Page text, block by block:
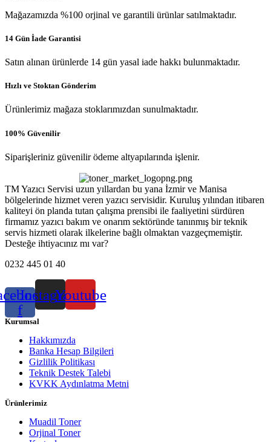
Mağazamızda %100 orjinal ve garantili ürünlar satılmaktadır.
14 Gün İade Garantisi
Satın alınan ürünlerde 14 gün yasal iade hakkı bulunmaktadır.
Hızlı ve Stoktan Gönderim
Ürünlerimiz mağaza stoklarımızdan sunulmaktadır.
100% Güvenilir
Siparişleriniz güvenilir ödeme altyapılarında işlenir.
TM Yazıcı Servisi uzun yıllardan bu yana İzmir ve Manisa
bölgelerinde hizmet veren yazıcı servisidir. Kuruluş yılından itibaren
kaliteyi ön planda tutan çalışma prensibi ile faaliyetini sürdüren
firmamız yazıcı bakım ve onarım sektöründe tanınmış bir teknik
servis hizmeti olarak ilkelerine bağlı olmaktan vazgeçmemiştir.
Desteğe ihtiyacınız mı var?
0232 445 01 40
f
InstagramYoutube
Kurumsal
Hakkımızda
Banka Hesap Bilgileri
Gizlilik Politikası
Teknik Destek Talebi
KVKK Aydınlatma Metni
Ürünlerimiz
Muadil Toner
Orjinal Toner